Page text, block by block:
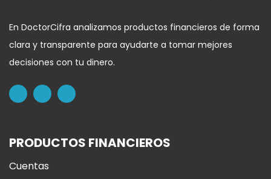
En DoctorCifra analizamos productos financieros de forma
clara y transparente para ayudarte a tomar mejores
decisiones con tu dinero.
PRODUCTOS FINANCIEROS
Cuentas